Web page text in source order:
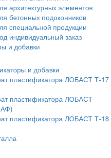
архитектурных элементов
бетонных подоконников
специальной продукции
индивидуальный заказ
и добавки
и добавки
пластификатора ЛОБАСТ Т-17
пластификатора ЛОБАСТ
пластификатора ЛОБАСТ Т-18